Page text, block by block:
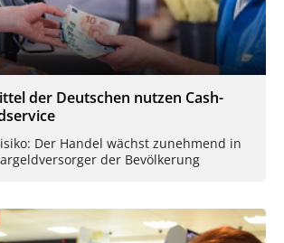
der Deutschen nutzen Cash-
Der Handel wächst zunehmend in
der Bevölkerung